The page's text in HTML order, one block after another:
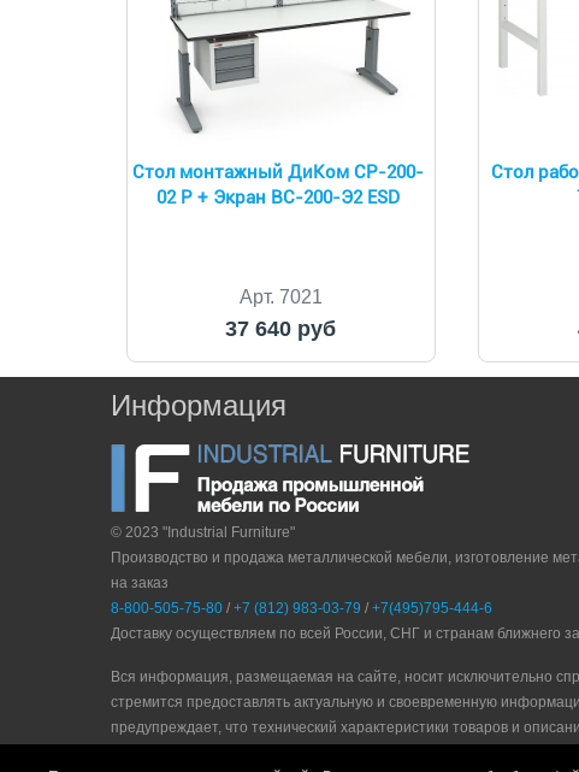
Cтол монтажный ДиКом СР-200-
02 Р + Экран ВС-200-Э2 ESD
Арт. 7021
37 640 руб
Стол
Информация
© 2023 "Industrial Furniture"
Производство и продажа металлической мебели, изготовление
на заказ
8-800-505-75-80 / +7 (812) 983-03-79 / +7(495)795-444-6
Доставку осуществляем по всей России, СНГ и странам ближнего
Вся информация, размещаемая на сайте, носит исключительно
стремится предоставлять актуальную и своевременную
прeдупрeждaeт, что технический характеристики товаров и